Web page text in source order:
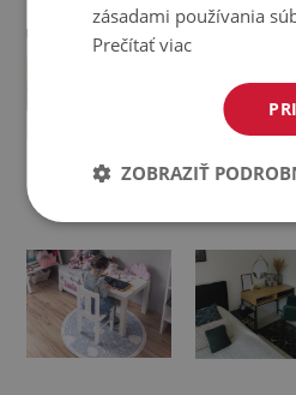
podložka pod
zásadami používania
Prečítať viac
ZOBRAZIŤ